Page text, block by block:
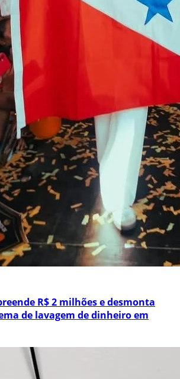
R$ 2 milhões e desmonta
de lavagem de dinheiro em